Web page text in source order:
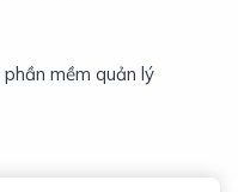
mềm quản lý